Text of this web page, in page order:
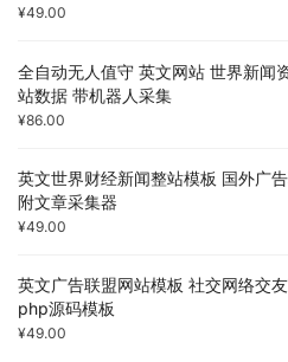
¥49.00
全自动无人值守 英文网站 世界新闻
站数据 带机器人采集
¥86.00
英文世界财经新闻整站模板 国外广
附文章采集器
¥49.00
英文广告联盟网站模板 社交网络交
php源码模板
¥49.00